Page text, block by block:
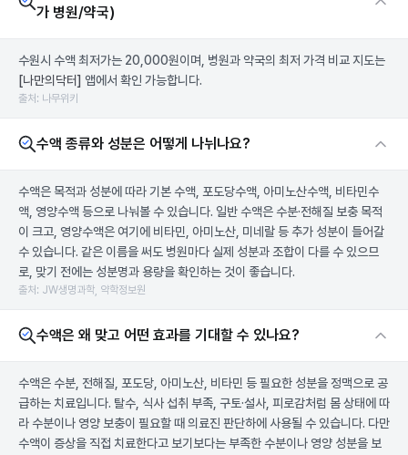
가 병원/약국)
수원시 수액 최저가는 20,000원이며, 병원과 약국의 최저 가격 비교 지도는
[나만의닥터] 앱에서 확인 가능합니다.
출처: 나무위키
수액 종류와 성분은 어떻게 나뉘나요?
수액은 목적과 성분에 따라 기본 수액, 포도당수액, 아미노산수액, 비타민수
액, 영양수액 등으로 나눠볼 수 있습니다. 일반 수액은 수분·전해질 보충 목적
이 크고, 영양수액은 여기에 비타민, 아미노산, 미네랄 등 추가 성분이 들어갈
수 있습니다. 같은 이름을 써도 병원마다 실제 성분과 조합이 다를 수 있으므
로, 맞기 전에는 성분명과 용량을 확인하는 것이 좋습니다.
출처: JW생명과학, 약학정보원
수액은 왜 맞고 어떤 효과를 기대할 수 있나요?
수액은 수분, 전해질, 포도당, 아미노산, 비타민 등 필요한 성분을 정맥으로 공
급하는 치료입니다. 탈수, 식사 섭취 부족, 구토·설사, 피로감처럼 몸 상태에 따
라 수분이나 영양 보충이 필요할 때 의료진 판단하에 사용될 수 있습니다. 다만
수액이 증상을 직접 치료한다고 보기보다는 부족한 수분이나 영양 성분을 보